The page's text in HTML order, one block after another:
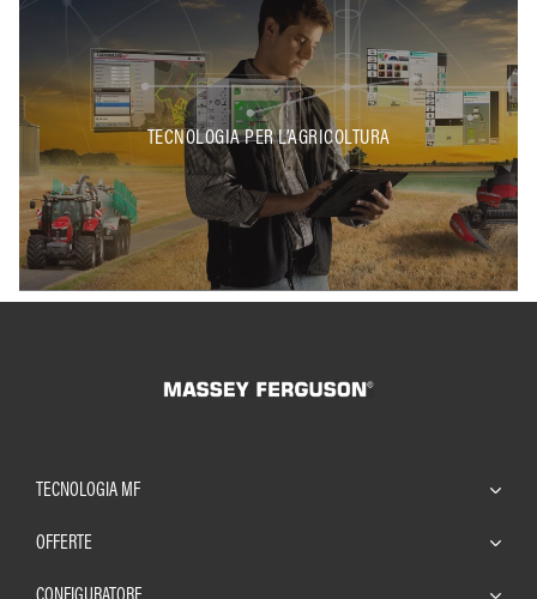
TECNOLOGIA PER L’AGRICOLTURA
TECNOLOGIA MF
OFFERTE
CONFIGURATORE